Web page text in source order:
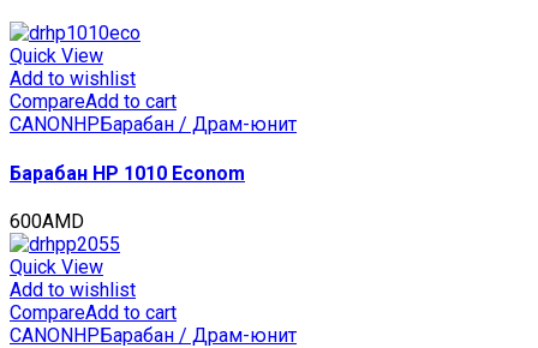
100000
стр.,
CET6163
quantity
Quick View
Add to wishlist
CompareAdd to cart
CANON HP Барабан / Драм-юнит
Барабан HP 1010 Econom
600AMD
Quick View
Add to wishlist
CompareAdd to cart
CANONHPБарабан / Драм-юнит